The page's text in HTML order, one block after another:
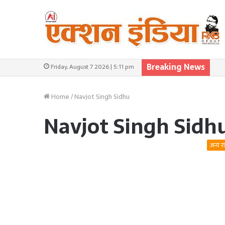
Friday, August 7 2026 | 5:11 pm Breaking News
Home/Navjot Singh Sidhu
Navjot Singh
अन्य